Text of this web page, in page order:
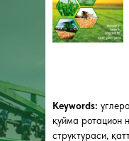
Keywords:
қуйма ротацион
структураси,